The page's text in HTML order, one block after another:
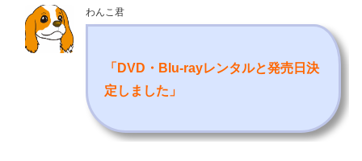
わんこ君
「DVD・Blu-rayレンタルと発売日決
定しました 」